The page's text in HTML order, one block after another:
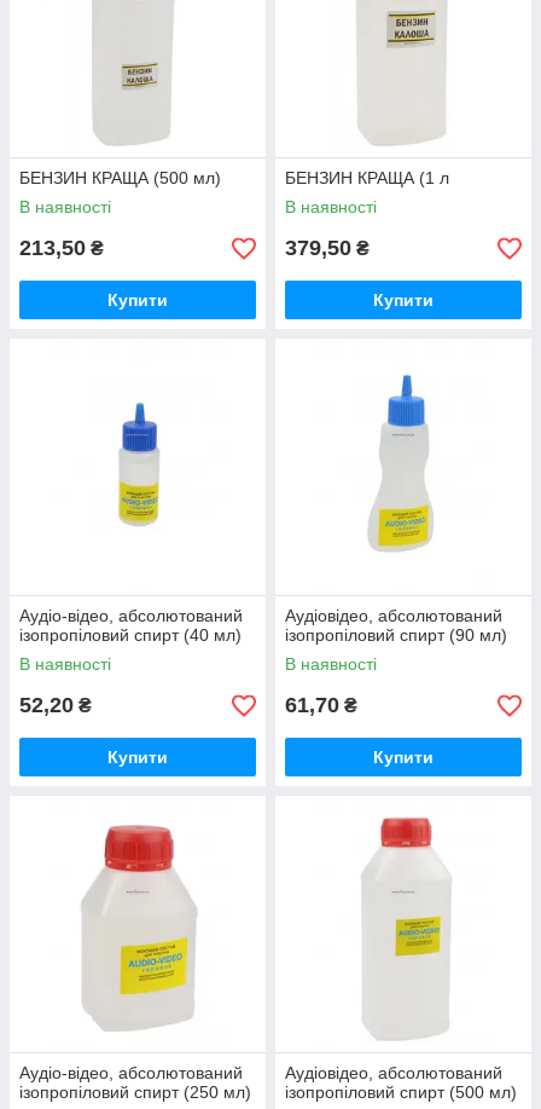
БЕНЗИН КРАЩА (500 мл)
В наявності
213,50 ₴
Купити
БЕНЗИН КРАЩА (1 л
В наявності
379,50 ₴
Купити
Аудіо-відео, абсолютований
ізопропіловий спирт (40 мл)
В наявності
52,20 ₴
Купити
Аудіовідео, абсолютований
ізопропіловий спирт (90 мл)
В наявності
61,70 ₴
Купити
Аудіо-відео, абсолютований
ізопропіловий спирт (250 мл)
Аудіовідео, абсолютований
ізопропіловий спирт (500 мл)